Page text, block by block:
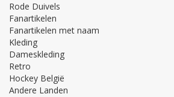
Rode Duivels
Fanartikelen
Fanartikelen met naam
Kleding
Dameskleding
Retro
Hockey België
Andere Landen